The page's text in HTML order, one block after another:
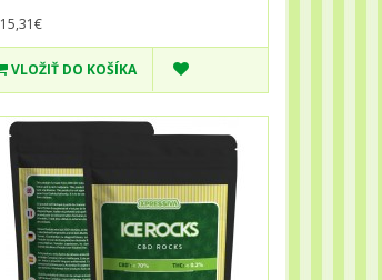
15,31€
VLOŽIŤ DO KOŠÍKA